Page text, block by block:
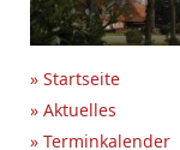
» Startseite
» Aktuelles
» Terminkalender